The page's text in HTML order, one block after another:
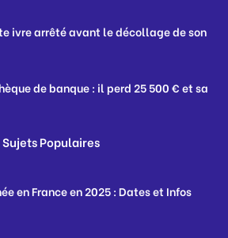
ivre arrêté avant le décollage de son
de banque : il perd 25 500 € et sa
Sujets Populaires
en France en 2025 : Dates et Infos